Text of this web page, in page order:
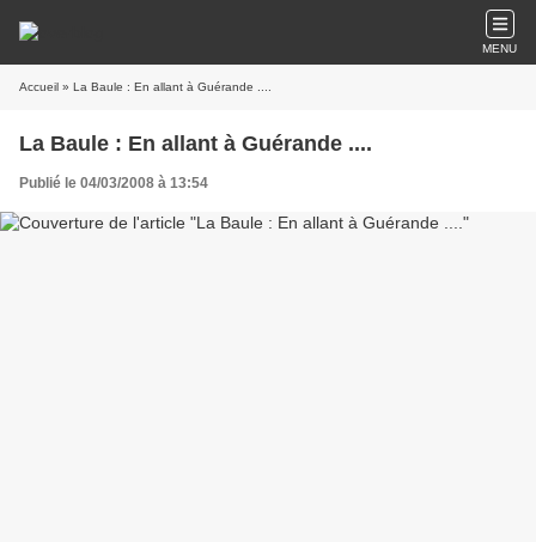
MENU
Accueil » La Baule : En allant à Guérande ....
La Baule : En allant à Guérande ....
Publié le 04/03/2008 à 13:54